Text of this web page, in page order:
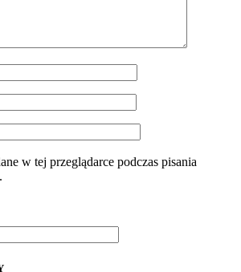
w tej przeglądarce podczas pisania